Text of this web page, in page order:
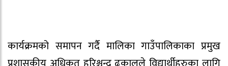
कार्यक्रमको समापन गर्दै मालिका गाउँपालिकाका प्रमुख